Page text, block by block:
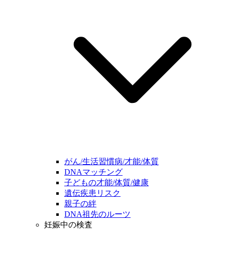
がん/生活習慣病/才能/体質
DNAマッチング
子どもの才能/体質/健康
遺伝疾患リスク
親子の絆
DNA祖先のルーツ
妊娠中の検査